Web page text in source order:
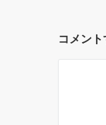
コメント